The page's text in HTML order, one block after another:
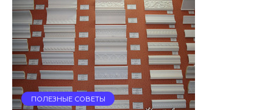
ПОЛЕЗНЫЕ СОВЕТЫ